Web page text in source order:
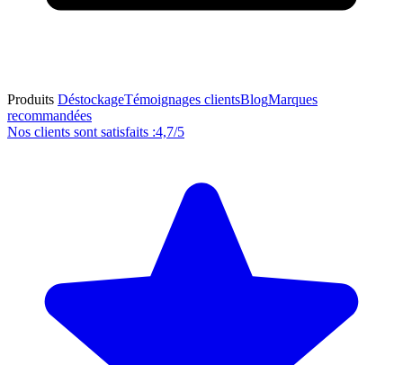
Produits DéstockageTémoignages clientsBlogMarques
recommandées
Nos clients sont satisfaits :4,7/5